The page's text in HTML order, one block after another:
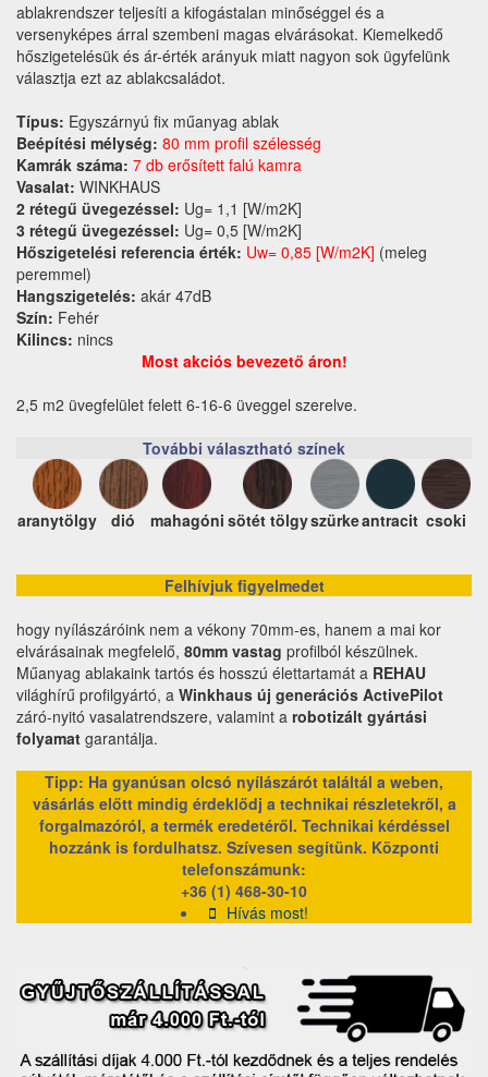
ablakrendszer teljesíti a kifogástalan minőséggel és a
versenyképes árral szembeni magas elvárásokat. Kiemelkedő
hőszigetelésük és ár-érték arányuk miatt nagyon sok ügyfelünk
választja ezt az ablakcsaládot.
Típus: Egyszárnyú fix műanyag ablak
Beépítési mélység: 80 mm profil szélesség
Kamrák száma: 7 db erősített falú kamra
Vasalat: WINKHAUS
2 rétegű üvegezéssel: Ug= 1,1 [W/m2K]
3 rétegű üvegezéssel: Ug= 0,5 [W/m2K]
Hőszigetelési referencia érték: Uw= 0,85 [W/m2K] (meleg
peremmel)
Hangszigetelés: akár 47dB
Szín: Fehér
Kilincs: nincs
Most akciós bevezető áron!
2,5 m2 üvegfelület felett 6-16-6 üveggel szerelve.
További választható színek
aranytölgy dió mahagóni sötét tölgyszürkeantracit csoki
Felhívjuk figyelmedet
hogy nyílászáróink nem a vékony 70mm-es, hanem a mai kor
elvárásainak megfelelő, 80mm vastag profilból készülnek.
Műanyag ablakaink tartós és hosszú élettartamát a REHAU
világhírű profilgyártó, a Winkhaus új generációs ActivePilot
záró-nyitó vasalatrendszere, valamint a robotizált gyártási
folyamat garantálja.
Tipp: Ha gyanúsan olcsó nyílászárót találtál a weben,
vásárlás előtt mindig érdeklődj a technikai részletekről, a
forgalmazóról, a termék eredetéről. Technikai kérdéssel
hozzánk is fordulhatsz. Szívesen segítünk. Központi
telefonszámunk:
+36 (1) 468-30-10
Hívás most!